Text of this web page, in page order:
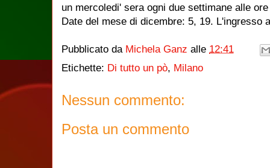
un mercoledi' sera ogni due settimane alle
Date del mese di dicembre: 5, 19. L'ingresso
Pubblicato da Michela Ganz alle 12:41
Etichette: Di tutto un pò, Milano
Nessun commento:
Posta un commento